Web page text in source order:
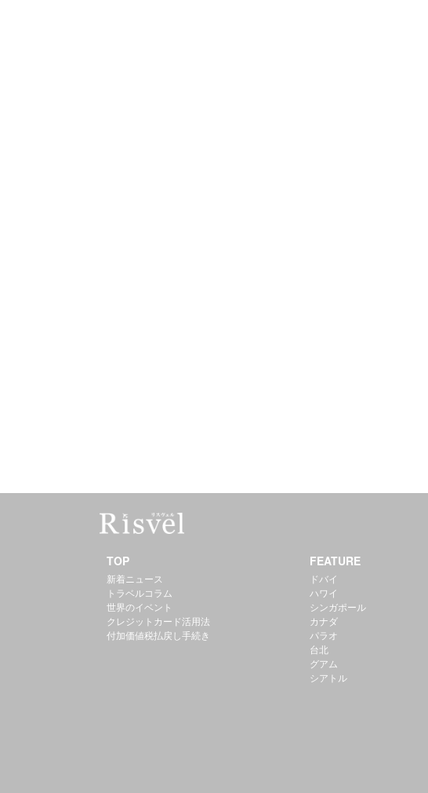
TOP
新着ニュース
トラベルコラム
世界のイベント
クレジットカード活用法
付加価値税払戻し手続き
FEATURE
ドバイ
ハワイ
シンガポール
カナダ
パラオ
台北
グアム
シアトル